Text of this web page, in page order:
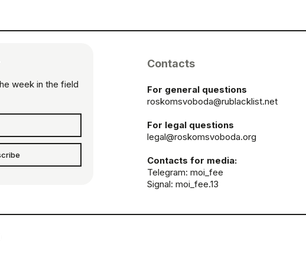
week in the field
Contacts
For general questions
roskomsvoboda@rublacklist.net
For legal questions
legal@roskomsvoboda.org
Contacts for media:
Telegram: moi_fee
Signal: moi_fee.13